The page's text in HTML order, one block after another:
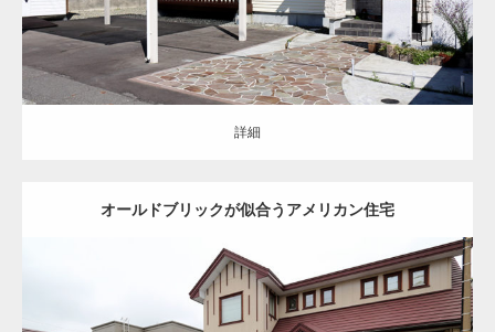
詳細
オールドブリックが似合うアメリカン住宅
根気強く納得いくまでトコトン商談を重ねた
建物を活かす外構を考えたバランス重視のレ
イアウト